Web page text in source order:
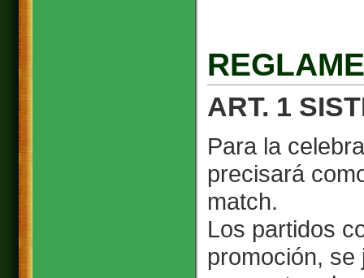
ART. 1
Para la
precisará
match.
Los partidos
promoción, se